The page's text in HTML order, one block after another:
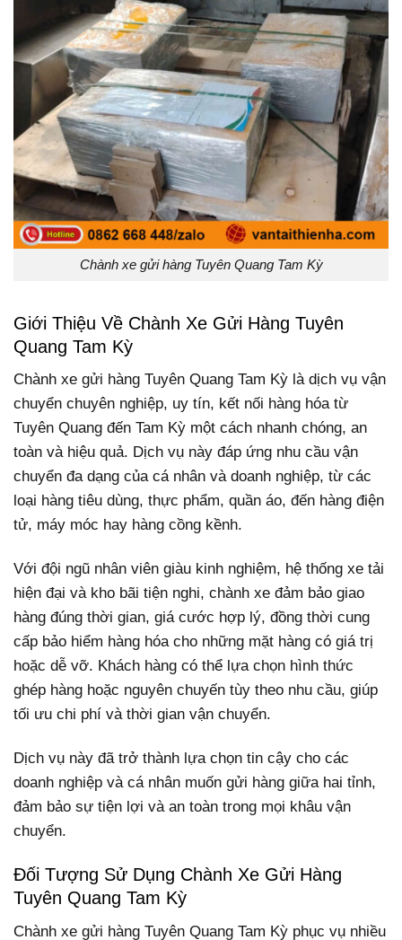
Chành xe gửi hàng Tuyên Quang Tam Kỳ
Giới Thiệu Về Chành Xe Gửi Hàng Tuyên
Quang Tam Kỳ
Chành xe gửi hàng Tuyên Quang Tam Kỳ là dịch vụ vận
chuyển chuyên nghiệp, uy tín, kết nối hàng hóa từ
Tuyên Quang đến Tam Kỳ một cách nhanh chóng, an
toàn và hiệu quả. Dịch vụ này đáp ứng nhu cầu vận
chuyển đa dạng của cá nhân và doanh nghiệp, từ các
loại hàng tiêu dùng, thực phẩm, quần áo, đến hàng điện
tử, máy móc hay hàng cồng kềnh.
Với đội ngũ nhân viên giàu kinh nghiệm, hệ thống xe tải
hiện đại và kho bãi tiện nghi, chành xe đảm bảo giao
hàng đúng thời gian, giá cước hợp lý, đồng thời cung
cấp bảo hiểm hàng hóa cho những mặt hàng có giá trị
hoặc dễ vỡ. Khách hàng có thể lựa chọn hình thức
ghép hàng hoặc nguyên chuyến tùy theo nhu cầu, giúp
tối ưu chi phí và thời gian vận chuyển.
Dịch vụ này đã trở thành lựa chọn tin cậy cho các
doanh nghiệp và cá nhân muốn gửi hàng giữa hai tỉnh,
đảm bảo sự tiện lợi và an toàn trong mọi khâu vận
chuyển.
Đối Tượng Sử Dụng Chành Xe Gửi Hàng
Tuyên Quang Tam Kỳ
Chành xe gửi hàng Tuyên Quang Tam Kỳ phục vụ nhiều